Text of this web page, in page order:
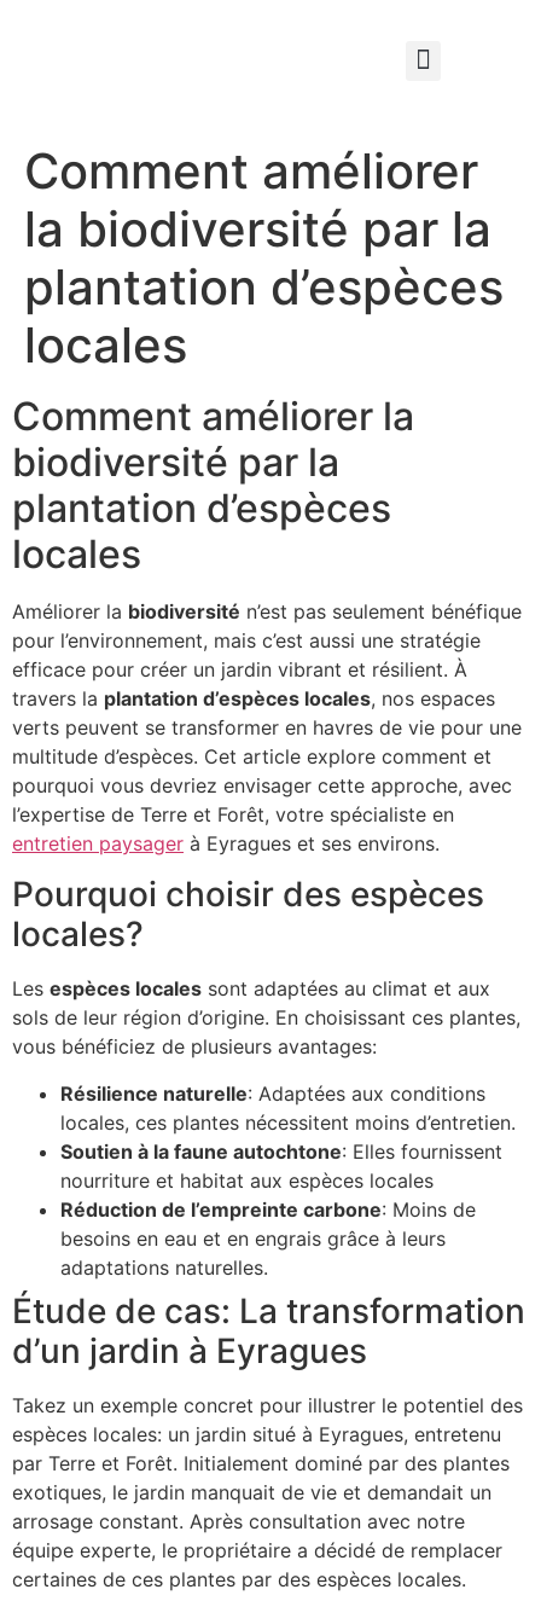
Comment améliorer
la biodiversité par la
plantation d’espèces
locales
Comment améliorer la
biodiversité par la
plantation d’espèces
locales
Améliorer la biodiversité n’est pas seulement bénéfique
pour l’environnement, mais c’est aussi une stratégie
efficace pour créer un jardin vibrant et résilient. À
travers la plantation d’espèces locales, nos espaces
verts peuvent se transformer en havres de vie pour une
multitude d’espèces. Cet article explore comment et
pourquoi vous devriez envisager cette approche, avec
l’expertise de Terre et Forêt, votre spécialiste en
entretien paysager à Eyragues et ses environs.
Pourquoi choisir des espèces
locales?
Les espèces locales sont adaptées au climat et aux
sols de leur région d’origine. En choisissant ces plantes,
vous bénéficiez de plusieurs avantages:
Résilience naturelle: Adaptées aux conditions
locales, ces plantes nécessitent moins d’entretien.
Soutien à la faune autochtone: Elles fournissent
nourriture et habitat aux espèces locales
Réduction de l’empreinte carbone: Moins de
besoins en eau et en engrais grâce à leurs
adaptations naturelles.
Étude de cas: La transformation
d’un jardin à Eyragues
Takez un exemple concret pour illustrer le potentiel des
espèces locales: un jardin situé à Eyragues, entretenu
par Terre et Forêt. Initialement dominé par des plantes
exotiques, le jardin manquait de vie et demandait un
arrosage constant. Après consultation avec notre
équipe experte, le propriétaire a décidé de remplacer
certaines de ces plantes par des espèces locales.